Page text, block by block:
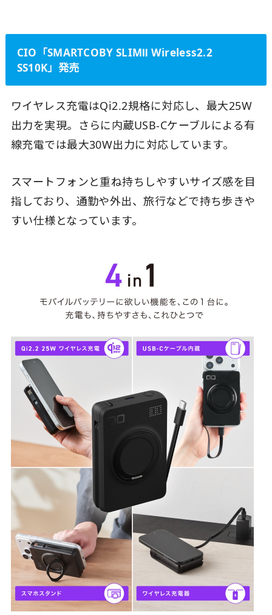
CIO「SMARTCOBY SLIMⅡ Wireless2.2
SS10K」発売
ワイヤレス充電はQi2.2規格に対応し、最大25W
出力を実現。さらに内蔵USB-Cケーブルによる有
線充電では最大30W出力に対応しています。
スマートフォンと重ね持ちしやすいサイズ感を目
指しており、通勤や外出、旅行などで持ち歩きや
すい仕様となっています。